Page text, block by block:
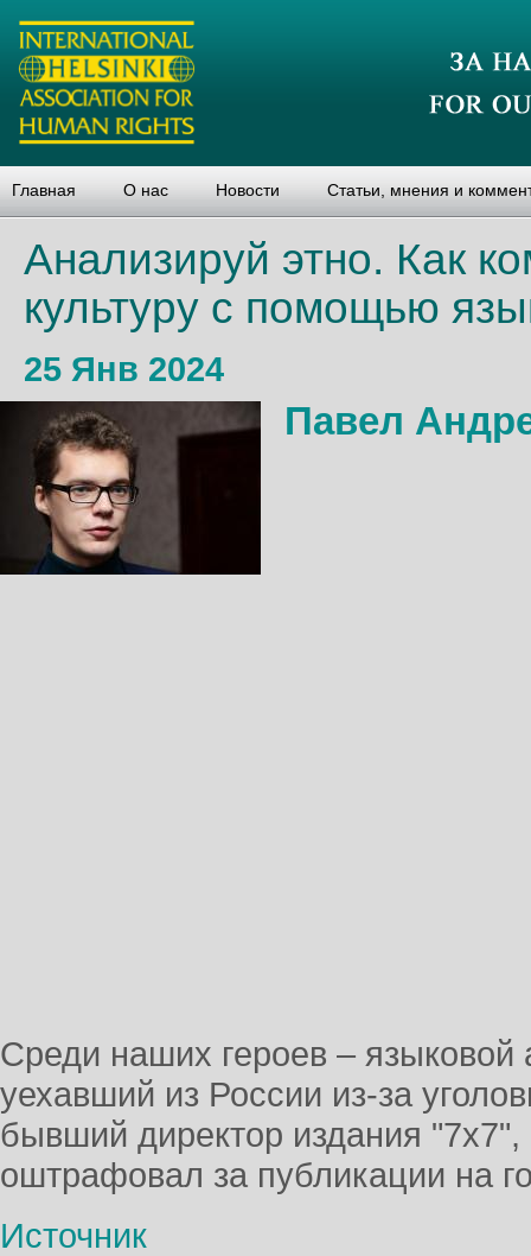
Главная О нас Новости Статьи, мнения и
Анализируй этно. Как
культуру с помощью
25 Янв 2024
Павел
Среди наших героев – языковой
уехавший из России из-за
бывший директор издания "7x7",
оштрафовал за публикации на
Источник